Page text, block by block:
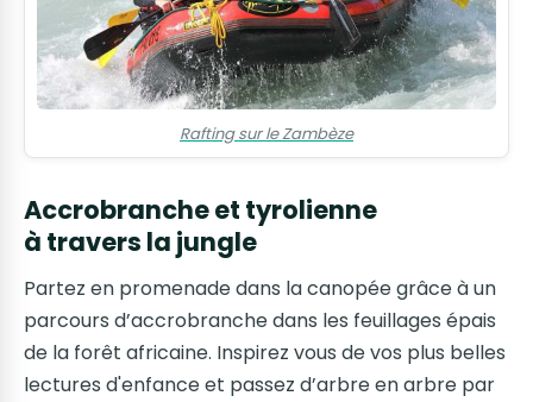
Rafting sur le Zambèze
Accrobranche et tyrolienne
à travers la jungle
Partez en promenade dans la canopée grâce à un
parcours d’accrobranche dans les feuillages épais
de la forêt africaine. Inspirez vous de vos plus belles
lectures d'enfance et passez d’arbre en arbre par